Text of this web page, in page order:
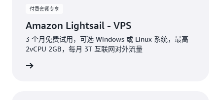
付费套餐专享
Amazon Lightsail - VPS
3 个月免费试用，可选 Windows 或 Linux 系统，最高
2vCPU 2GB，每月 3T 互联网对外流量